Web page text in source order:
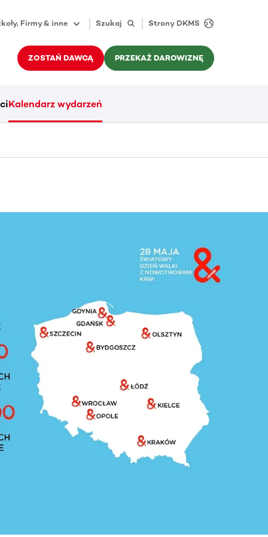
Firmy & inne Szukaj Strony DKMS
ZOSTAŃ DAWCĄ PRZEKAŻ DAROWIZNĘ
Kalendarz wydarzeń